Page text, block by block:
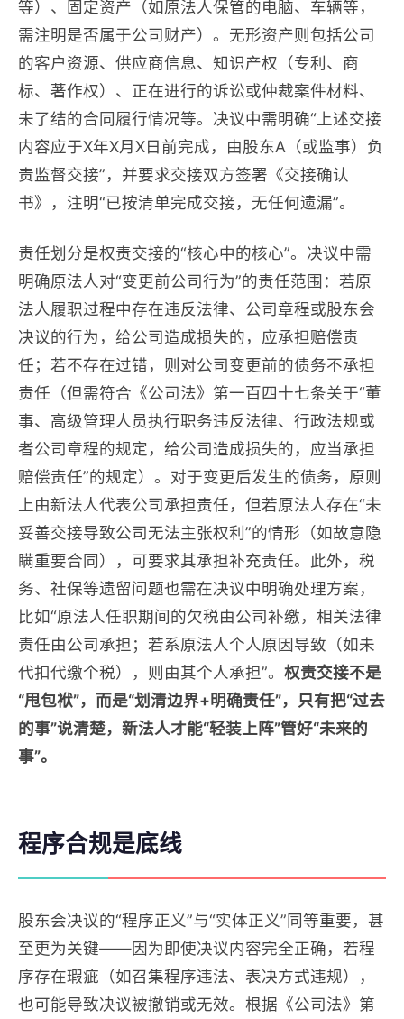
等）、固定资产（如原法人保管的电脑、车辆等，
需注明是否属于公司财产）。无形资产则包括公司
的客户资源、供应商信息、知识产权（专利、商
标、著作权）、正在进行的诉讼或仲裁案件材料、
未了结的合同履行情况等。决议中需明确“上述交接
内容应于X年X月X日前完成，由股东A（或监事）负
责监督交接”，并要求交接双方签署《交接确认
书》，注明“已按清单完成交接，无任何遗漏”。
责任划分是权责交接的“核心中的核心”。决议中需
明确原法人对“变更前公司行为”的责任范围：若原
法人履职过程中存在违反法律、公司章程或股东会
决议的行为，给公司造成损失的，应承担赔偿责
任；若不存在过错，则对公司变更前的债务不承担
责任（但需符合《公司法》第一百四十七条关于“董
事、高级管理人员执行职务违反法律、行政法规或
者公司章程的规定，给公司造成损失的，应当承担
赔偿责任”的规定）。对于变更后发生的债务，原则
上由新法人代表公司承担责任，但若原法人存在“未
妥善交接导致公司无法主张权利”的情形（如故意隐
瞒重要合同），可要求其承担补充责任。此外，税
务、社保等遗留问题也需在决议中明确处理方案，
比如“原法人任职期间的欠税由公司补缴，相关法律
责任由公司承担；若系原法人个人原因导致（如未
代扣代缴个税），则由其个人承担”。 权责交接不是
“甩包袱”，而是“划清边界+明确责任”，只有把“过去
的事”说清楚，新法人才能“轻装上阵”管好“未来的
事”。
程序合规是底线
股东会决议的“程序正义”与“实体正义”同等重要，甚
至更为关键——因为即使决议内容完全正确，若程
序存在瑕疵（如召集程序违法、表决方式违规），
也可能导致决议被撤销或无效。根据《公司法》第